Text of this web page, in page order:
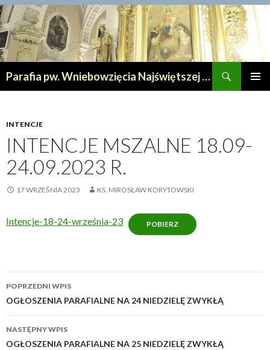
Parafia pw. Wniebowzięcia Najświętszej Maryi Panny w Lipnie
INTENCJE
INTENCJE MSZALNE 18.09-
24.09.2023 R.
17 WRZEŚNIA 2023 KS. MIROSŁAW KORYTOWSKI
Intencje-18-24-września-23 POBIERZ
Zobacz
wpisy
POPRZEDNI WPIS
OGŁOSZENIA PARAFIALNE NA 24 NIEDZIELĘ ZWYKŁĄ
NASTĘPNY WPIS
OGŁOSZENIA PARAFIALNE NA 25 NIEDZIELĘ ZWYKŁĄ